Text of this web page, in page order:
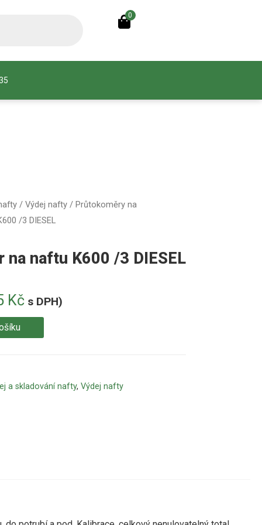
0
/ Výdej nafty/ Průtokoměry na
/3 DIESEL
naftu K600 /3 DIESEL
Kčs DPH)
a skladování nafty, Výdej nafty